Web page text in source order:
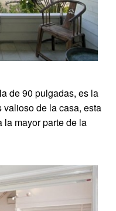
de 90 pulgadas, es la
valioso de la casa, esta
mayor parte de la